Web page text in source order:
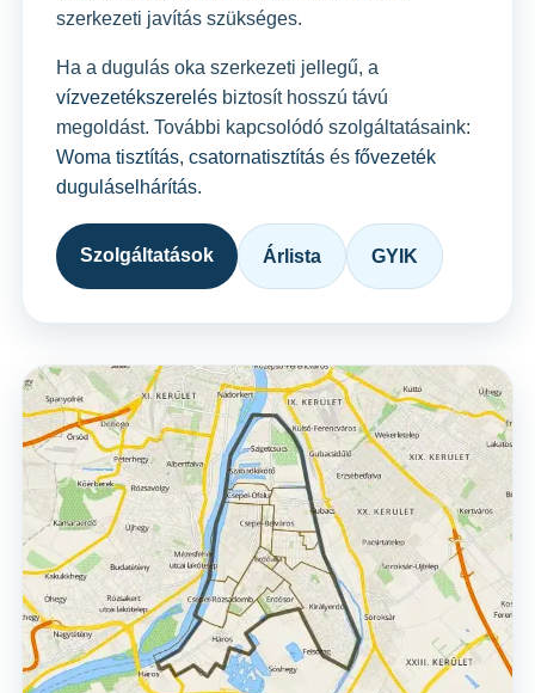
szerkezeti javítás szükséges.
Ha a dugulás oka szerkezeti jellegű, a
vízvezetékszerelésbiztosít hosszú távú
megoldást. További kapcsolódó szolgáltatásaink:
Woma tisztítás, csatornatisztításés fővezeték
duguláselhárítás.
Szolgáltatások Árlista GYIK